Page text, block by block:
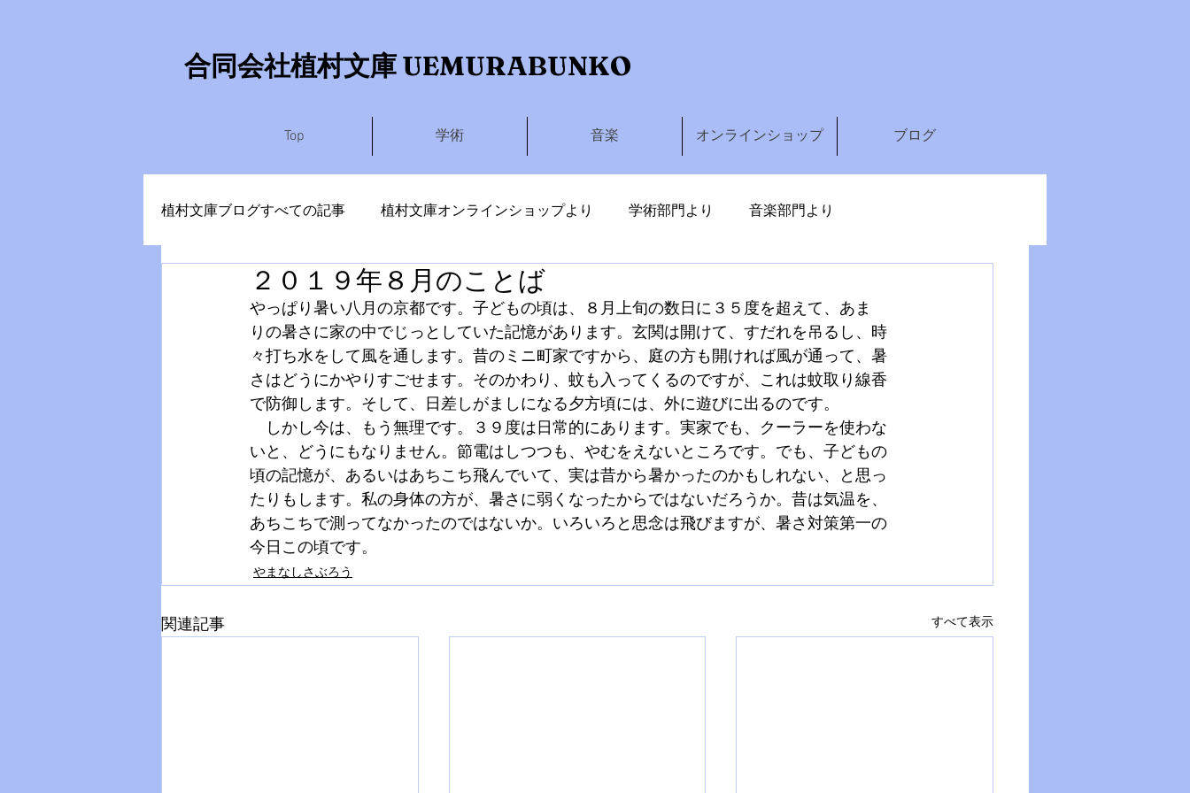
​合同会社植村文庫 UEMURABUNKO
Top 学術 音楽 オンラインショップ ブログ
植村文庫ブログすべての記事 植村文庫オンラインショップより 学術部門より 音楽部門より
やまなしさぶろう かめいしわたる
２０１９年８月のことば
やっぱり暑い八月の京都です。子どもの頃は、８月上旬の数日に３５度を超えて、あま
りの暑さに家の中でじっとしていた記憶があります。玄関は開けて、すだれを吊るし、時
々打ち水をして風を通します。昔のミニ町家ですから、庭の方も開ければ風が通って、暑
さはどうにかやりすごせます。そのかわり、蚊も入ってくるのですが、これは蚊取り線香
で防御します。そして、日差しがましになる夕方頃には、外に遊びに出るのです。
しかし今は、もう無理です。３９度は日常的にあります。実家でも、クーラーを使わな
いと、どうにもなりません。節電はしつつも、やむをえないところです。でも、子どもの
頃の記憶が、あるいはあちこち飛んでいて、実は昔から暑かったのかもしれない、と思っ
たりもします。私の身体の方が、暑さに弱くなったからではないだろうか。昔は気温を、
あちこちで測ってなかったのではないか。いろいろと思念は飛びますが、暑さ対策第一の
今日この頃です。
やまなしさぶろう
関連記事 すべて表示